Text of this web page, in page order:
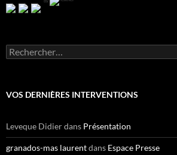
R
e
e
h
e
r
VOS DERNIÈRES INTERVENTIONS
Leveque Didierdans Présentation
granados-mas laurentdans Espace Presse